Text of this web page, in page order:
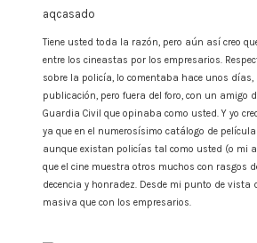
Tiene usted toda la razón, pero aún así creo
entre los cineastas por los empresarios.
sobre la policía, lo comentaba hace unos días,
publicación, pero fuera del foro, con un amigo
Guardia Civil que opinaba como usted. Y yo
ya que en el numerosísimo catálogo de
aunque existan policías tal como usted (o mi
que el cine muestra otros muchos con rasgos
decencia y honradez. Desde mi punto de vista
masiva que con los empresarios.